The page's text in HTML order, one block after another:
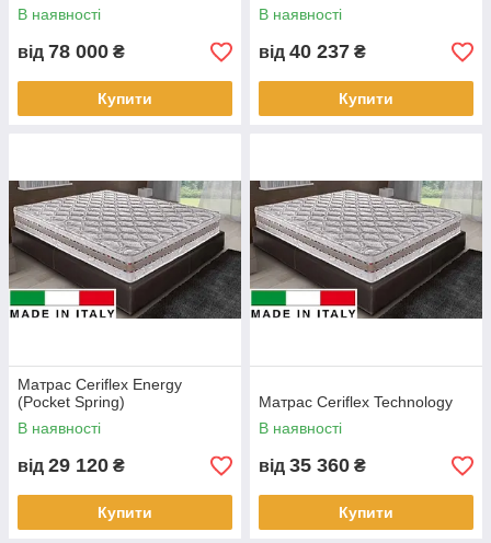
В наявності
від 78 000 ₴
Купити
В наявності
від 40 237 ₴
Купити
Матрас Ceriflex Energy
(Pocket Spring)
В наявності
від 29 120 ₴
Купити
Матрас Ceriflex Technology
В наявності
від 35 360 ₴
Купити